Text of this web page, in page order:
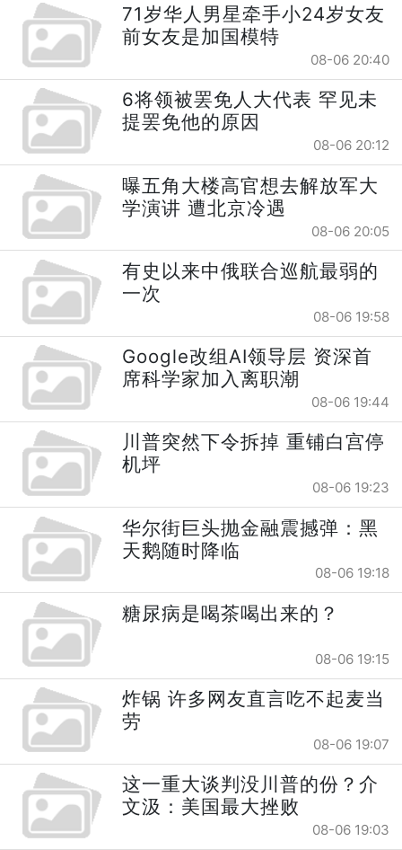
71岁华人男星牵手小24岁女友
前女友是加国模特
08-06 20:40
6将领被罢免人大代表 罕见未
提罢免他的原因
08-06 20:12
曝五角大楼高官想去解放军大
学演讲 遭北京冷遇
08-06 20:05
有史以来中俄联合巡航最弱的
一次
08-06 19:58
Google改组AI领导层 资深首
席科学家加入离职潮
08-06 19:44
川普突然下令拆掉 重铺白宫停
机坪
08-06 19:23
华尔街巨头抛金融震撼弹：黑
天鹅随时降临
08-06 19:18
糖尿病是喝茶喝出来的？
08-06 19:15
炸锅 许多网友直言吃不起麦当
劳
08-06 19:07
这一重大谈判没川普的份？介
文汲：美国最大挫败
08-06 19:03